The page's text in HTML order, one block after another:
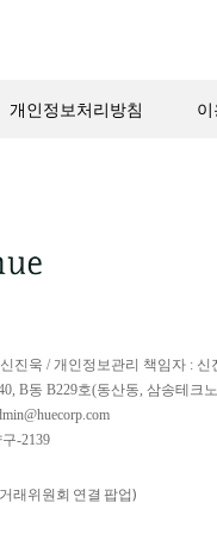
개인정보처리방침
진욱 / 개인정보관리 책임자 : 신
B동 B229호(동산동, 삼송테크
-2139
래위원회 연결 팝업)